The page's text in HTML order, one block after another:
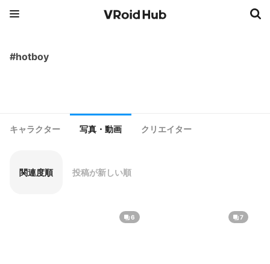
#hotboy
キャラクター 写真・動画 クリエイター
関連度順 投稿が新しい順
6 7